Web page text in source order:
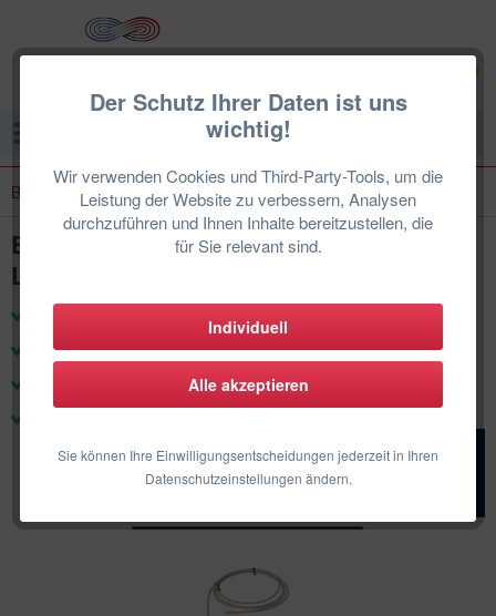
Der Schutz Ihrer Daten ist uns
wichtig!
Wir verwenden Cookies und Third-Party-Tools, um die
Leistung der Website zu verbessern, Analysen
durchzuführen und Ihnen Inhalte bereitzustellen, die
für Sie relevant sind.
Individuell
Alle akzeptieren
Sie können Ihre Einwilligungsentscheidungen jederzeit in Ihren
Datenschutzeinstellungen ändern.
Buderus Wärmepumpe Zubehör
Buderus Rohrbegleitheizung 3,5m für
Logatherm WLW MB AR
zertifizierte Techniker & Support
Produkte für den deutschen Markt
100% Herstellergarantie